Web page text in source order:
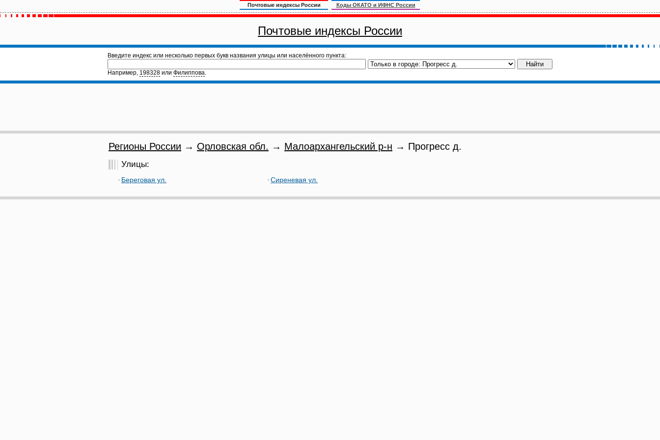
Почтовые индексы России Коды ОКАТО и ИФНС России
Почтовые индексы России
Введите индекс или несколько первых букв названия улицы или населённого пункта:
Например, 198328 или Филиппова.
Регионы России → Орловская обл. → Малоархангельский р-н → Прогресс д.
Улицы:
Береговая ул. Сиреневая ул.